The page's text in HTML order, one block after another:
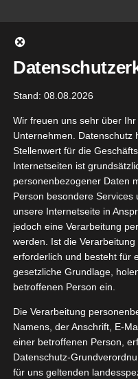
springen
Gehe zu ...
11, 2023
Der
Essen
Stand: 08.08.2026
Wir freuen uns sehr über
Unternehmen. Datenschutz
Stellenwert für die
Internetseiten ist
personenbezogener Daten
Person besondere
unsere Internetseite in
jedoch eine Verarbeitung
werden. Ist die
erforderlich und besteht für
gesetzliche Grundlage,
betroffenen Person ein.
Die Verarbeitung
Namens, der Anschrift, E-
einer betroffenen Person,
Datenschutz-
für uns geltenden